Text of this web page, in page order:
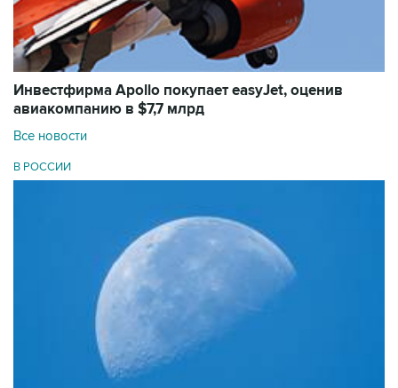
Инвестфирма Apollo покупает easyJet, оценив
авиакомпанию в $7,7 млрд
Все новости
В РОССИИ